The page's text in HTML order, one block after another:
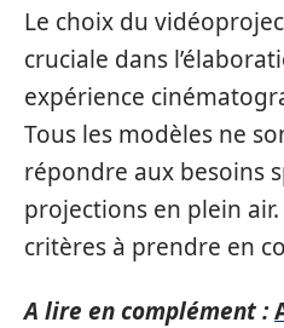
Le choix du
cruciale dans
expérience
Tous les modèles ne
répondre aux besoins
projections en plein
critères à prendre en
A lire en complément :